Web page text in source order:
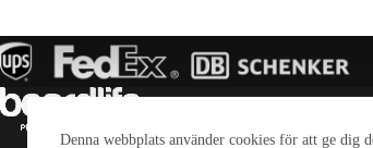
Denna webbplats använder cookies för att ge dig